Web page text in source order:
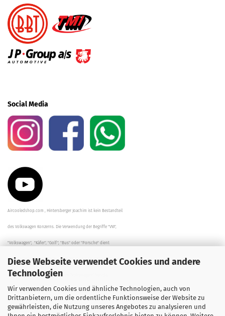
Diese Webseite verwendet Cookies und andere
Technologien
Wir verwenden Cookies und ähnliche Technologien, auch von
Drittanbietern, um die ordentliche Funktionsweise der Website zu
gewährleisten, die Nutzung unseres Angebotes zu analysieren und
Social Media
Aircooledshop.com , Hintersberger Joachim ist kein Bestandteil
des Volkswagen Konzerns. Die Verwendung der Begriffe "VW",
"Volkswagen", "Käfer", "Golf", "Bus" oder "Porsche" dient
der Beschreibung der Teile und stellt in keinem Fall eine direkte
Verbindung zu dem Unternehmen "Volkswagen" her/da.
Die Beschreibungen, Zeichnungen und Angaben zur
Verwendung sind sorgfältig überprüft worden.